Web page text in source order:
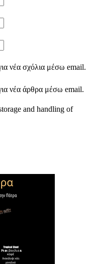
νέα σχόλια μέσω email.
νέα άρθρα μέσω email.
and handling of